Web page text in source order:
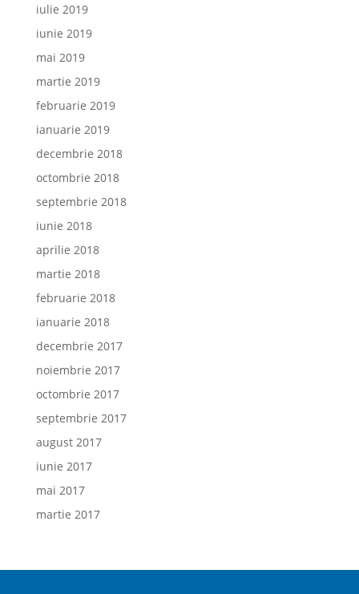
iulie 2019
iunie 2019
mai 2019
martie 2019
februarie 2019
ianuarie 2019
decembrie 2018
octombrie 2018
septembrie 2018
iunie 2018
aprilie 2018
martie 2018
februarie 2018
ianuarie 2018
decembrie 2017
noiembrie 2017
octombrie 2017
septembrie 2017
august 2017
iunie 2017
mai 2017
martie 2017